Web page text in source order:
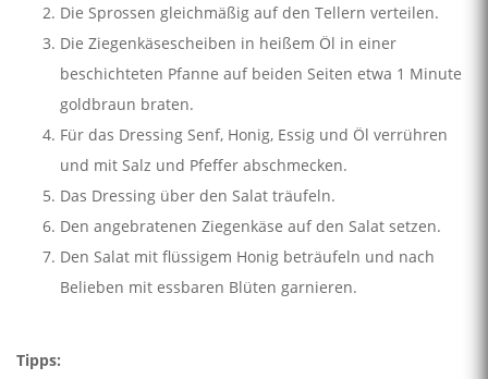
Die Sprossen gleichmäßig auf den Tellern verteilen.
Die Ziegenkäsescheiben in heißem Öl in einer
beschichteten Pfanne auf beiden Seiten etwa 1 Minute
goldbraun braten.
Für das Dressing Senf, Honig, Essig und Öl verrühren
und mit Salz und Pfeffer abschmecken.
Das Dressing über den Salat träufeln.
Den angebratenen Ziegenkäse auf den Salat setzen.
Den Salat mit flüssigem Honig beträufeln und nach
Belieben mit essbaren Blüten garnieren.
Tipps: